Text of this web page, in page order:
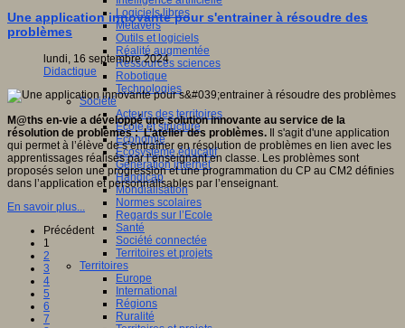
Logiciels libres
Métavers
Outils et logiciels
Réalité augmentée
Ressources sciences
Robotique
Technologies
Société
Acteurs des territoires
Ecole et structure
Economie
Ecosystème éducatif
Génération internet
Handicap
Mondialisation
Normes scolaires
Regards sur l’Ecole
Santé
Société connectée
Territoires et projets
Territoires
Europe
International
Régions
Ruralité
Une application innovante pour s'entrainer à résoudre des
problèmes
lundi, 16 septembre 2024
Didactique
M@ths en-vie a développé une solution innovante au service de la
résolution de problèmes : L’atelier des problèmes. Il s'agit d'une application
qui permet à l’élève de s’entraîner en résolution de problèmes en lien avec les
apprentissages réalisés par l’enseignant en classe. Les problèmes sont
proposés selon une progression et une programmation du CP au CM2 définies
dans l’application et personnalisables par l’enseignant.
En savoir plus...
Précédent
1
2
3
4
5
6
7